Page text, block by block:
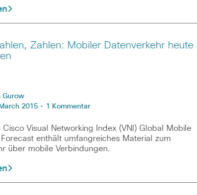
Zahlen: Mobiler Datenverkehr heute
Gurow
2015 - 1 Kommentar
Cisco Visual Networking Index (VNI) Global Mobile
Forecast enthält umfangreiches Material zum
über mobile Verbindungen.